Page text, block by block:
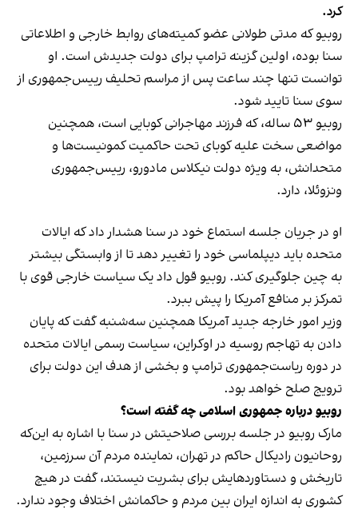
کرد.
روبیو که مدتی طولانی عضو کمیته‌های روابط خارجی و اطلاعاتی
سنا بوده، اولین گزینه ترامپ برای دولت جدیدش است. او
توانست تنها چند ساعت پس از مراسم تحلیف رییس‌جمهوری از
سوی سنا تایید شود.
روبیو ۵۳ ساله، که فرزند مهاجرانی کوبایی است، همچنین
مواضعی سخت علیه کوبای تحت حاکمیت کمونیست‌ها و
متحدانش، به ویژه دولت نیکلاس مادورو، رییس‌جمهوری
ونزوئلا، دارد.
او در جریان جلسه استماع خود در سنا هشدار داد که ایالات
متحده باید دیپلماسی خود را تغییر دهد تا از وابستگی بیشتر
به چین جلوگیری کند. روبیو قول داد یک سیاست خارجی قوی با
تمرکز بر منافع آمریکا را پیش ببرد.
وزیر امور خارجه جدید آمریکا همچنین سه‌شنبه گفت که پایان
دادن به تهاجم روسیه در اوکراین، سیاست رسمی ایالات متحده
در دوره ریاست‌جمهوری ترامپ و بخشی از هدف این دولت برای
ترویج صلح خواهد بود.
روبیو درباره جمهوری اسلامی چه گفته است؟
مارک روبیو در جلسه بررسی صلاحیتش در سنا با اشاره به این‌که
روحانیون رادیکال حاکم در تهران، نماینده مردم آن سرزمین،
تاریخش و دستاوردهایش برای بشریت نیستند، گفت در هیچ‌
کشوری به اندازه ایران بین مردم و حاکمانش اختلاف وجود ندارد.